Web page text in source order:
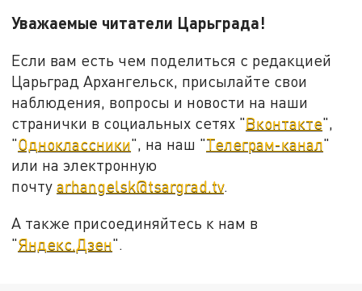
Уважаемые читатели Царьграда!
Если вам есть чем поделиться с редакцией
Царьград Архангельск, присылайте свои
наблюдения, вопросы и новости на наши
странички в социальных сетях "Вконтакте",
"Одноклассники", на наш "Телеграм-канал"
или на электронную
почтуarhangelsk@tsargrad.tv.
А также присоединяйтесь к нам в
"Яндекс.Дзен".